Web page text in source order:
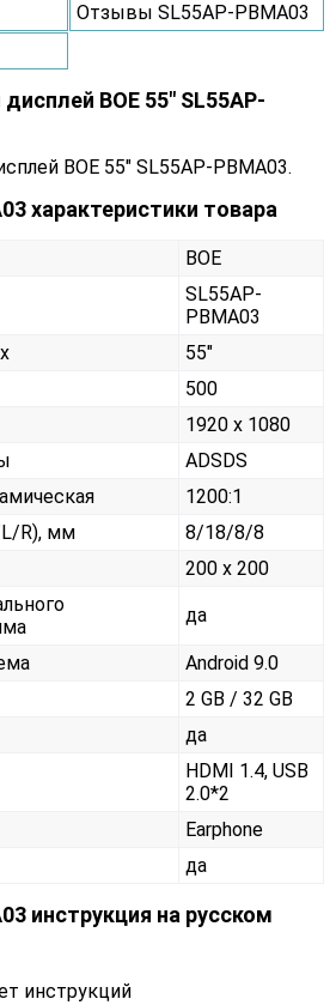
Отзывы SL55AP-PBMA03
BOE 55" SL55AP-
BOE 55" SL55AP-PBMA03.
характеристики товара
BOE
SL55AP-
PBMA03
55"
500
1920 x 1080
ADSDS
1200:1
R), мм
8/18/8/8
200 x 200
да
Android 9.0
2 GB / 32 GB
да
HDMI 1.4, USB
2.0*2
Earphone
да
инструкция на русском
инструкций